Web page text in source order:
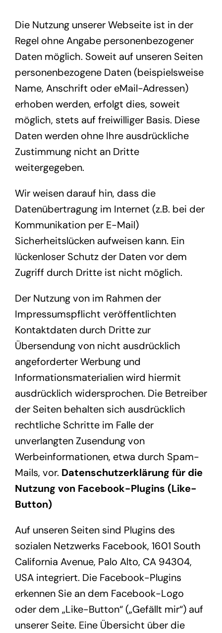
Die Nutzung unserer Webseite ist in der
Regel ohne Angabe personenbezogener
Daten möglich. Soweit auf unseren Seiten
personenbezogene Daten (beispielsweise
Name, Anschrift oder eMail-Adressen)
erhoben werden, erfolgt dies, soweit
möglich, stets auf freiwilliger Basis. Diese
Daten werden ohne Ihre ausdrückliche
Zustimmung nicht an Dritte
weitergegeben.
Wir weisen darauf hin, dass die
Datenübertragung im Internet (z.B. bei der
Kommunikation per E-Mail)
Sicherheitslücken aufweisen kann. Ein
lückenloser Schutz der Daten vor dem
Zugriff durch Dritte ist nicht möglich.
Der Nutzung von im Rahmen der
Impressumspflicht veröffentlichten
Kontaktdaten durch Dritte zur
Übersendung von nicht ausdrücklich
angeforderter Werbung und
Informationsmaterialien wird hiermit
ausdrücklich widersprochen. Die Betreiber
der Seiten behalten sich ausdrücklich
rechtliche Schritte im Falle der
unverlangten Zusendung von
Werbeinformationen, etwa durch Spam-
Mails, vor. Datenschutzerklärung für die
Nutzung von Facebook-Plugins (Like-
Button)
Auf unseren Seiten sind Plugins des
sozialen Netzwerks Facebook, 1601 South
California Avenue, Palo Alto, CA 94304,
USA integriert. Die Facebook-Plugins
erkennen Sie an dem Facebook-Logo
oder dem „Like-Button“ („Gefällt mir“) auf
unserer Seite. Eine Übersicht über die